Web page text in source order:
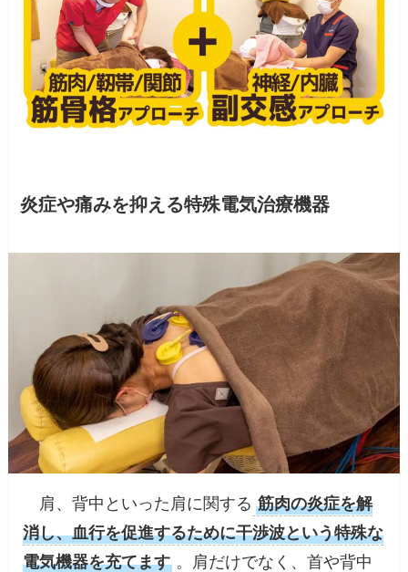
炎症や痛みを抑える特殊電気治療機器
肩、背中といった肩に関する 筋肉の炎症を解
消し、血行を促進するために干渉波という特殊な
電気機器を充てます 。肩だけでなく、首や背中